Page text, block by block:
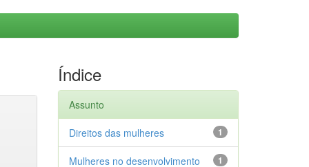
Índice
Assunto
1
Direitos das mulheres
1
Mulheres no desenvolvimento